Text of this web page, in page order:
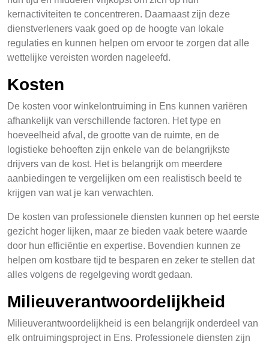
kernactiviteiten te concentreren. Daarnaast zijn deze
dienstverleners vaak goed op de hoogte van lokale
regulaties en kunnen helpen om ervoor te zorgen dat alle
wettelijke vereisten worden nageleefd.
Kosten
De kosten voor winkelontruiming in Ens kunnen variëren
afhankelijk van verschillende factoren. Het type en
hoeveelheid afval, de grootte van de ruimte, en de
logistieke behoeften zijn enkele van de belangrijkste
drijvers van de kost. Het is belangrijk om meerdere
aanbiedingen te vergelijken om een realistisch beeld te
krijgen van wat je kan verwachten.
De kosten van professionele diensten kunnen op het eerste
gezicht hoger lijken, maar ze bieden vaak betere waarde
door hun efficiëntie en expertise. Bovendien kunnen ze
helpen om kostbare tijd te besparen en zeker te stellen dat
alles volgens de regelgeving wordt gedaan.
Milieuverantwoordelijkheid
Milieuverantwoordelijkheid is een belangrijk onderdeel van
elk ontruimingsproject in Ens. Professionele diensten zijn